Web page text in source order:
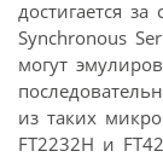
достигается
Synchronous
могут
из таких
FT2232H и